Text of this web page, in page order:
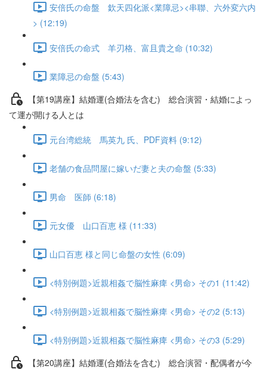
安倍氏の命盤 欽天四化派<業障忌><串聯、六外変六内
> (12:19)
安倍氏の命式 羊刃格、富且貴之命 (10:32)
業障忌の命盤 (5:43)
【第19講座】結婚運(合婚法を含む) 総合演習・結婚によっ
て運が開ける人とは
元台湾総統 馬英九 氏、PDF資料 (9:12)
老舗の食品問屋に嫁いだ妻と夫の命盤 (5:33)
男命 医師 (6:18)
元女優 山口百恵 様 (11:33)
山口百恵 様と同じ命盤の女性 (6:09)
<特別例題>近親相姦で脳性麻痺 <男命> その1 (11:42)
<特別例題>近親相姦で脳性麻痺 <男命> その2 (5:13)
<特別例題>近親相姦で脳性麻痺 <男命> その3 (5:29)
【第20講座】結婚運(合婚法を含む) 総合演習・配偶者が今